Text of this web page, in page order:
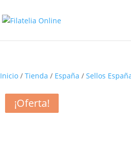
Inicio /Tienda / España /Sellos
¡Oferta!
¡Oferta!
¡Oferta!